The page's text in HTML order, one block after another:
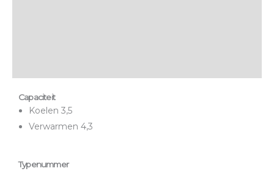
Capaciteit
Koelen 3,5
Verwarmen 4,3
Typenummer